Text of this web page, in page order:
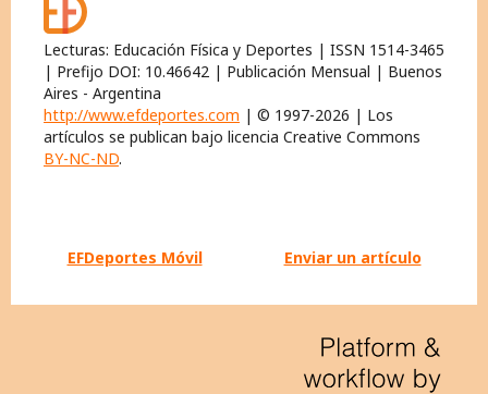
Lecturas: Educación Física y Deportes | ISSN 1514-3465
| Prefijo DOI: 10.46642 | Publicación Mensual | Buenos
Aires - Argentina
http://www.efdeportes.com | © 1997-2026 | Los
artículos se publican bajo licencia Creative Commons
BY-NC-ND.
EFDeportes Móvil Enviar un artículo